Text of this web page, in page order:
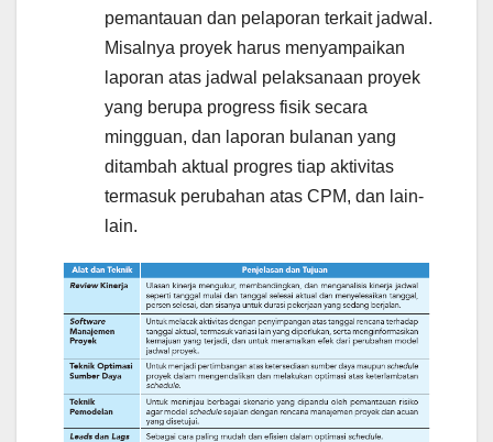
pemantauan dan pelaporan terkait jadwal.
Misalnya proyek harus menyampaikan
laporan atas jadwal pelaksanaan proyek
yang berupa progress fisik secara
mingguan, dan laporan bulanan yang
ditambah aktual progres tiap aktivitas
termasuk perubahan atas CPM, dan lain-
lain.